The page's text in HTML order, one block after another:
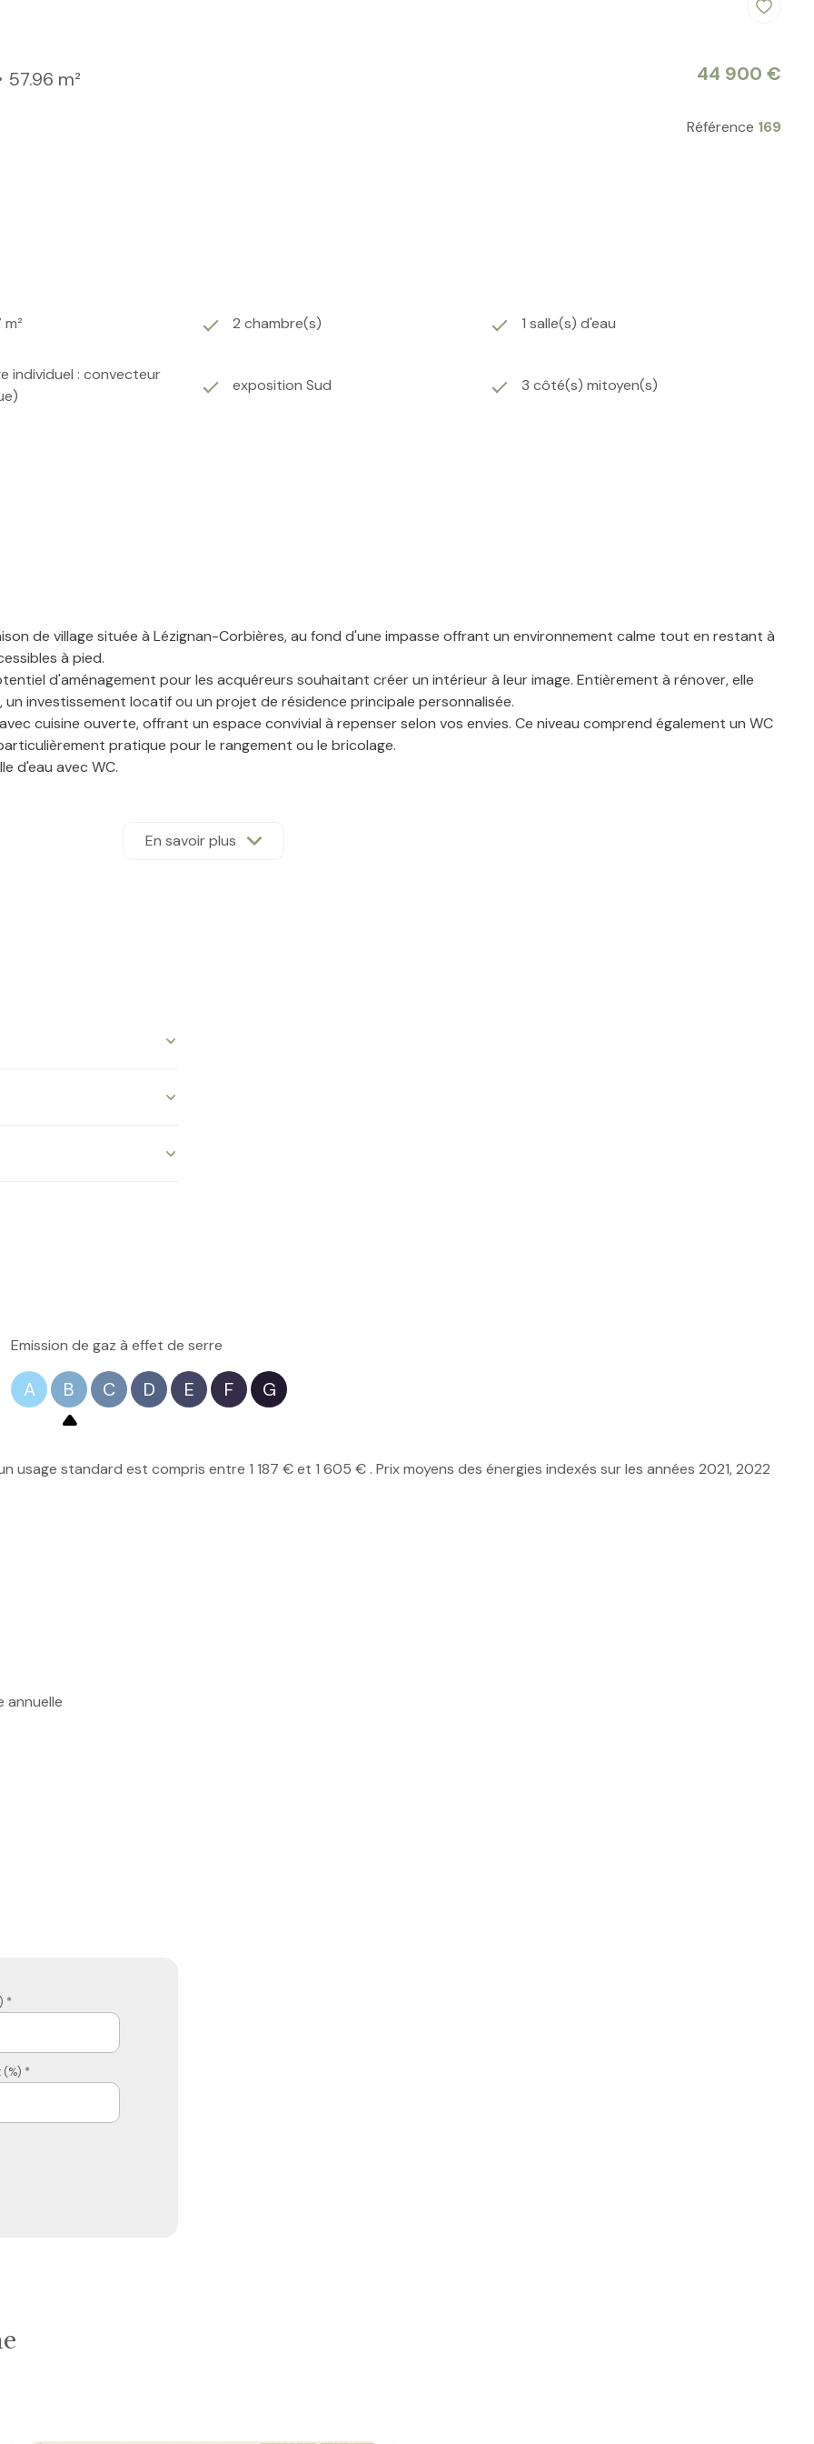
57.96 m²
44 900 €
Référence 169
2 chambre(s) 1 salle(s) d'eau
individuel : convecteur
exposition Sud 3 côté(s) mitoyen(s)
de village située à Lézignan-Corbières, au fond d'une impasse offrant un environnement calme tout en restant à
à pied.
d'aménagement pour les acquéreurs souhaitant créer un intérieur à leur image. Entièrement à rénover, elle
investissement locatif ou un projet de résidence principale personnalisée.
cuisine ouverte, offrant un espace convivial à repenser selon vos envies. Ce niveau comprend également un WC
pratique pour le rangement ou le bricolage.
d'eau avec WC.
en PVC avec double vitrage sont présentes au rez-de-chaussée. Le chauffage est assuré par des radiateurs
sont disponibles sur le site
En savoir plus
17.79 m²
11.87 m²
Emission de gaz à effet de serre
A B C D E F G
standard est compris entre 1 187 € et 1 605 € . Prix moyens des énergies indexés sur les années 2021, 2022
annuelle
*
*